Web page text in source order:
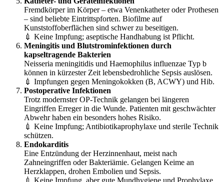
Fremdkörper im Körper – etwa Venenkatheter oder Prothesen
– sind beliebte Eintrittspforten. Biofilme auf
Kunststoffoberflächen sind schwer zu beseitigen.
💉 Keine Impfung; aseptische Handhabung ist Pflicht.
Meningitis und Blutstrominfektionen durch
kapseltragende Bakterien
Neisseria meningitidis und Haemophilus influenzae Typ b
können in kürzester Zeit lebensbedrohliche Sepsis auslösen.
💉 Impfungen gegen Meningokokken (B, ACWY) und Hib.
Postoperative Infektionen
Trotz modernster OP-Technik gelangen bei längeren
Eingriffen Erreger in die Wunde. Patienten mit geschwächter
Abwehr haben ein besonders hohes Risiko.
💉 Keine Impfung; Antibiotikaprophylaxe und sterile Technik
schützen.
Endokarditis
Eine Entzündung der Herzinnenhaut, meist nach
Zahneingriffen oder Bakteriämie. Gelangen Keime an
Herzklappen, drohen Embolien und Sepsis.
💉 Keine Impfung, aber gute Mundhygiene und Prophylaxe